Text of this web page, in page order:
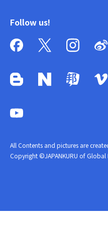
Follow us!
All Contents and pictures are
Copyright ©JAPANKURU of Global